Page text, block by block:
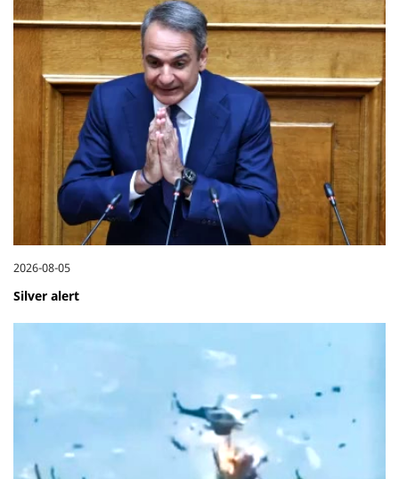
2026-08-05
Silver alert